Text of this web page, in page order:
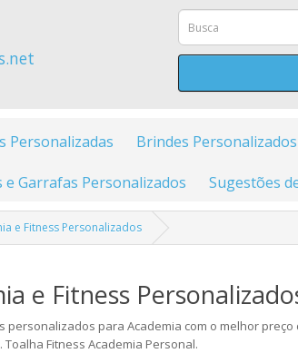
Personalizadas Brindes
e Garrafas Personalizados Sugestões
e Fitness Personalizados
e Fitness
personalizados para Academia com o melhor preço
Fitness Academia Personal.